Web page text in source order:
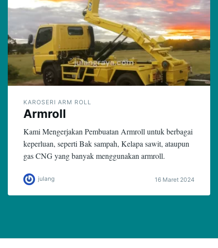
KAROSERI ARM ROLL
Armroll
Kami Mengerjakan Pembuatan Armroll untuk berbagai
keperluan, seperti Bak sampah, Kelapa sawit, ataupun
gas CNG yang banyak menggunakan armroll.
julang 16 Maret 2024